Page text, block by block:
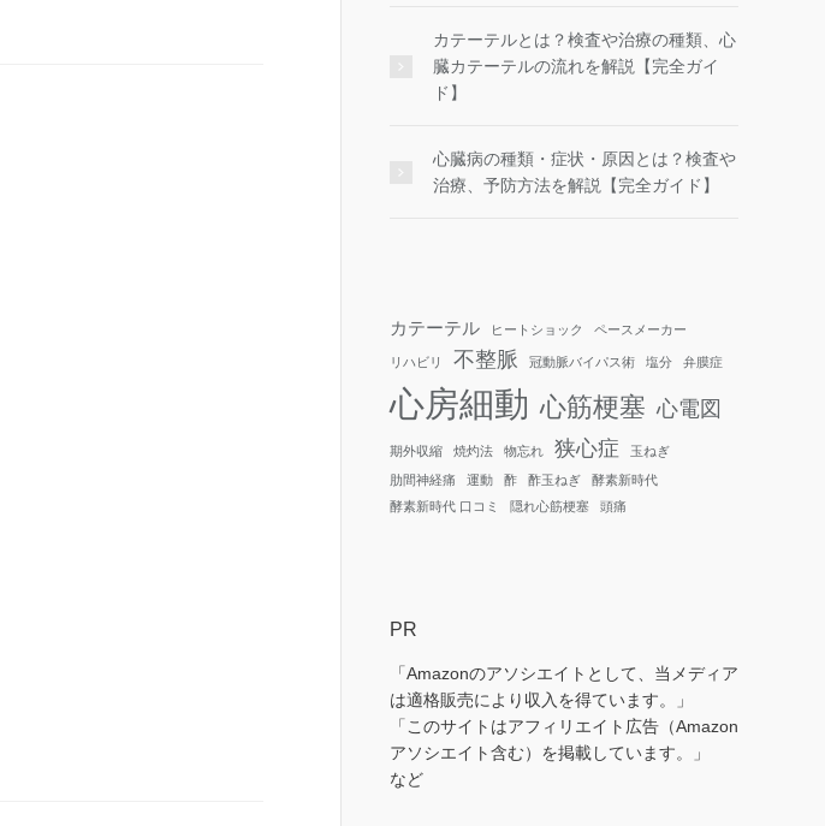
カテーテルとは？検査や治療の種類、心
臓カテーテルの流れを解説【完全ガイ
ド】
心臓病の種類・症状・原因とは？検査や
治療、予防方法を解説【完全ガイド】
カテーテル ヒートショック ペースメーカー
リハビリ 不整脈 冠動脈バイパス術 塩分 弁膜症
心房細動 心筋梗塞 心電図
期外収縮 焼灼法 物忘れ 狭心症
玉ねぎ
肋間神経痛
運動 酢 酢玉ねぎ
酵素新時代
酵素新時代 口コミ
隠れ心筋梗塞 頭痛
PR
「Amazonのアソシエイトとして、当メディア
は適格販売により収入を得ています。」
「このサイトはアフィリエイト広告（Amazon
アソシエイト含む）を掲載しています。」
など